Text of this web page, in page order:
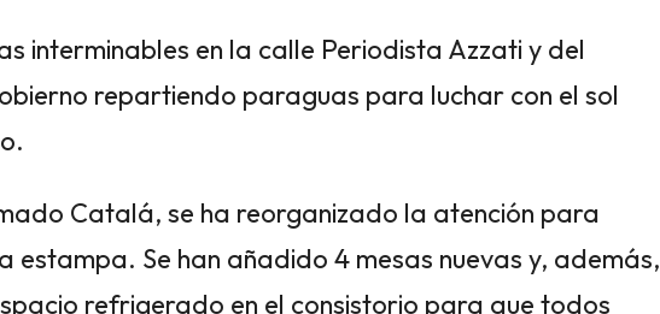
interminables en la calle Periodista Azzati y del
repartiendo paraguas para luchar con el sol
Catalá, se ha reorganizado la atención para
estampa. Se han añadido 4 mesas nuevas y, además,
refrigerado en el consistorio para que todos